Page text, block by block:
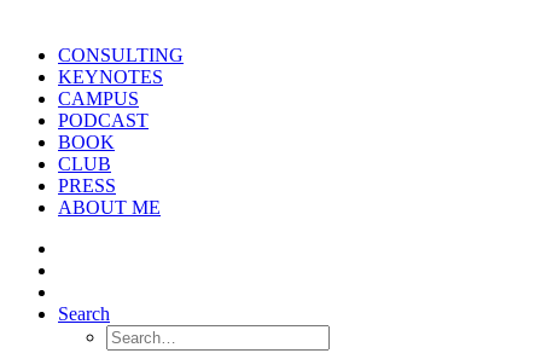
CONSULTING
KEYNOTES
CAMPUS
PODCAST
BOOK
CLUB
PRESS
ABOUT ME
Search